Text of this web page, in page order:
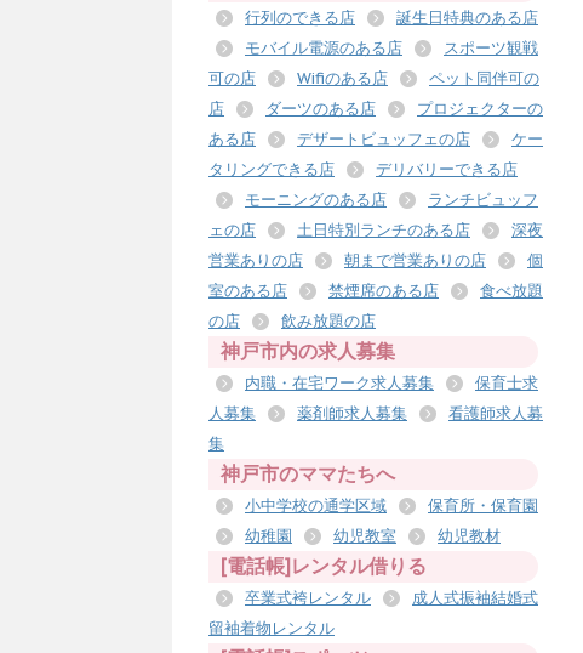
行列のできる店
誕生日特典のある店
モバイル電源のある店
スポーツ観戦
可の店
Wifiのある店
ペット同伴可の
店
ダーツのある店
プロジェクターの
ある店
デザートビュッフェの店
ケー
タリングできる店
デリバリーできる店
モーニングのある店
ランチビュッフ
ェの店
土日特別ランチのある店
深夜
営業ありの店
朝まで営業ありの店
個
室のある店
禁煙席のある店
食べ放題
の店
飲み放題の店
神戸市内の求人募集
内職・在宅ワーク求人募集
保育士求
人募集
薬剤師求人募集
看護師求人募
集
神戸市のママたちへ
小中学校の通学区域
保育所・保育園
幼稚園
幼児教室 幼児教材
[電話帳]レンタル借りる
卒業式袴レンタル
成人式振袖結婚式
留袖着物レンタル